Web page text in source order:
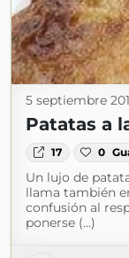
5 septiembre
Patatas a
17 0
Un lujo de
llama también
confusión al
ponerse (...)